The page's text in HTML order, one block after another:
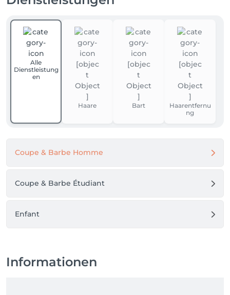
à Demir’s Hair pour une coupe qui vous distingue."
Alle
Dienstleistung
en
Haare Bart
Haarentfernu
ng
Coupe & Barbe Homme
Coupe & Barbe Étudiant
Enfant
Informationen